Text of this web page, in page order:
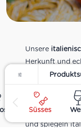
Süsses
Unsere
Herkunft und
Pesto bis zu
verschiedenen
sind Teil
und spiegeln